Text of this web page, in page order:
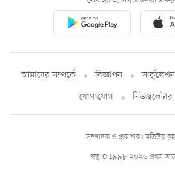
আমাদের সম্পর্কে বিজ্ঞাপন সার্কুলেশন
যোগাযোগ
নিউজলেটার
স্বত্ব © ১৯৯৮-২০২৬ প্রথম
সম্পাদক ও প্রকাশক: মতিউর